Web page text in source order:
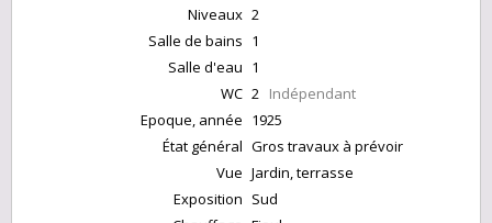
Niveaux 2
Salle de bains 1
Salle d'eau 1
WC 2 Indépendant
Epoque, année 1925
État général Gros travaux à prévoir
Vue Jardin, terrasse
Exposition Sud